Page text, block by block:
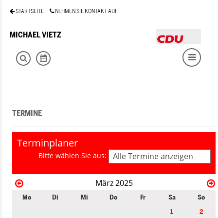
STARTSEITE NEHMEN SIE KONTAKT AUF
MICHAEL VIETZ
TERMINE
Terminplaner
Bitte wählen Sie aus: Alle Termine anzeigen
März 2025
Mo Di Mi Do Fr Sa
So
1
2